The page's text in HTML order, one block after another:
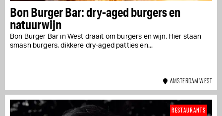
Bon Burger Bar: dry-aged burgers en
natuurwijn
Bon Burger Bar in West draait om burgers en wijn. Hier staan
smash burgers, dikkere dry-aged patties en...
AMSTERDAM WEST
RESTAURANTS